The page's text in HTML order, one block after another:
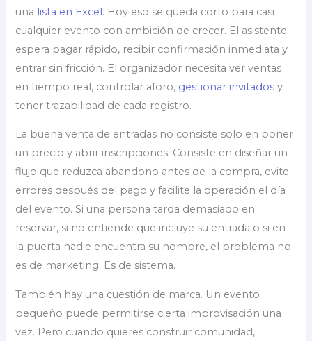
una lista en Excel. Hoy eso se queda corto para casi
cualquier evento con ambición de crecer. El asistente
espera pagar rápido, recibir confirmación inmediata y
entrar sin fricción. El organizador necesita ver ventas
en tiempo real, controlar aforo, gestionar invitados y
tener trazabilidad de cada registro.
La buena venta de entradas no consiste solo en poner
un precio y abrir inscripciones. Consiste en diseñar un
flujo que reduzca abandono antes de la compra, evite
errores después del pago y facilite la operación el día
del evento. Si una persona tarda demasiado en
reservar, si no entiende qué incluye su entrada o si en
la puerta nadie encuentra su nombre, el problema no
es de marketing. Es de sistema.
También hay una cuestión de marca. Un evento
pequeño puede permitirse cierta improvisación una
vez. Pero cuando quieres construir comunidad,